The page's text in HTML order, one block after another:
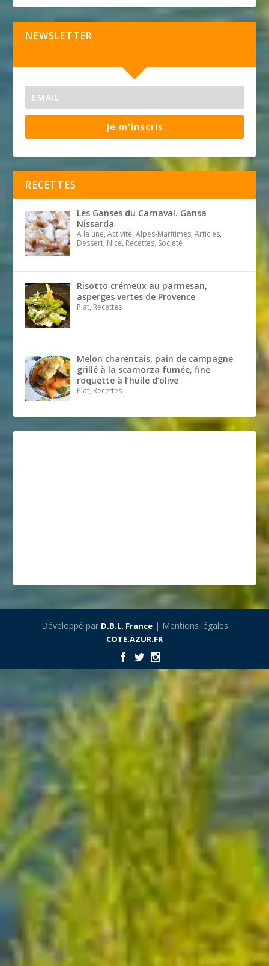
NEWSLETTER
Je m'inscris
RECETTES
Les Ganses du Carnaval. Gansa
Nissarda
A la une, Activité, Alpes-Maritimes, Articles,
Dessert, Nice, Recettes, Société
Risotto crémeux au parmesan,
asperges vertes de Provence
Plat, Recettes
Melon charentais, pain de campagne
grillé à la scamorza fumée, fine
roquette à l’huile d’olive
Plat, Recettes
Développé par D.B.L. France| Mentions légales
COTE.AZUR.FR